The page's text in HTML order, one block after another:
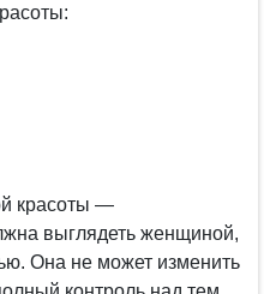
красоты —
выглядеть женщиной,
Она не может изменить